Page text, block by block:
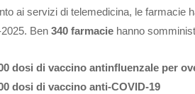
ai servizi di telemedicina, le farmacie
Ben 340 farmacie hanno
dosi di vaccino antinfluenzale per
dosi di vaccino anti-COVID-19